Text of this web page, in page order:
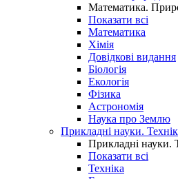
Математика.
Показати всі
Математика
Хімія
Довідкові видання
Біологія
Екологія
Фізика
Астрономія
Наука про Землю
Прикладні науки.
Прикладні науки.
Показати всі
Техніка